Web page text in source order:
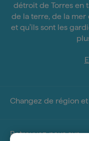
détroit de Torres en
de la terre, de la mer
et qu'ils sont les
Changez de région
Retrouvez-nous sur